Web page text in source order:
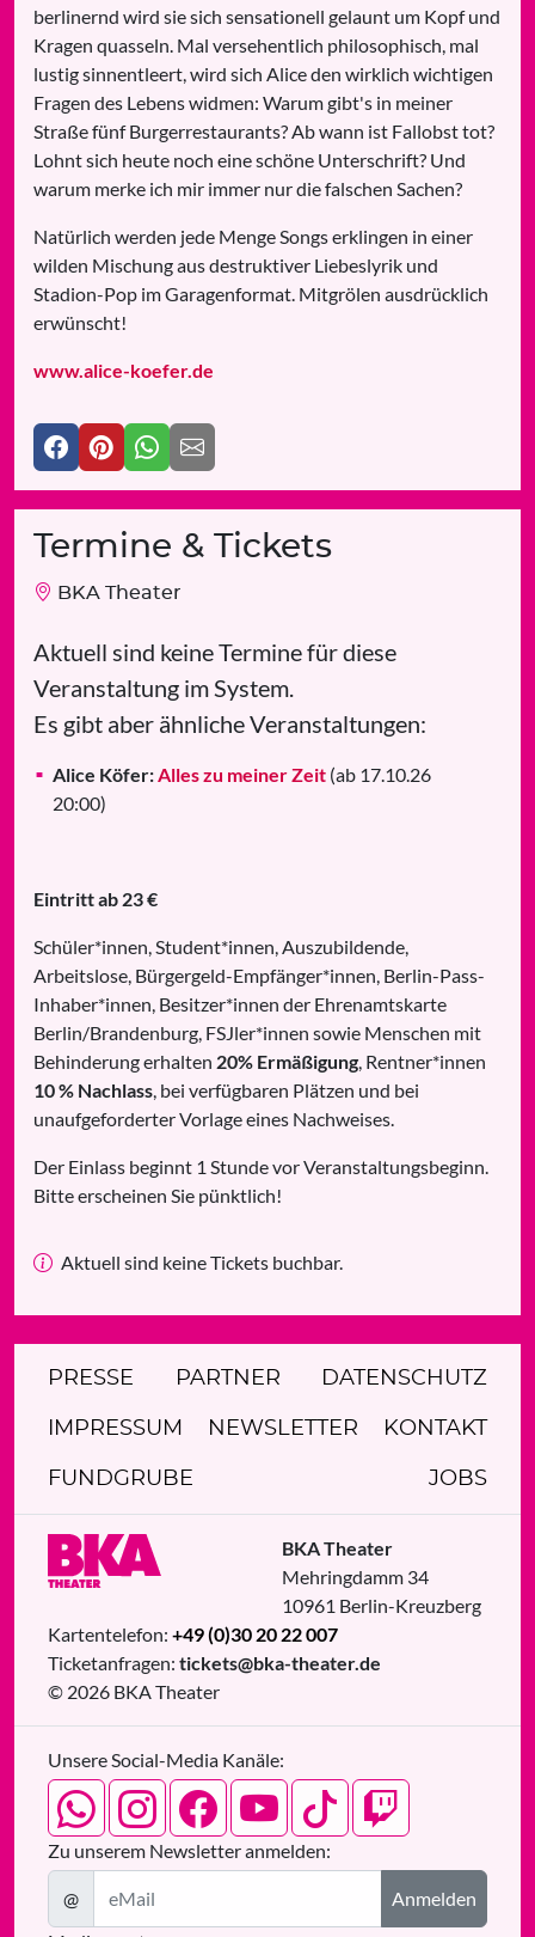
berlinernd wird sie sich sensationell gelaunt um Kopf und
Kragen quasseln. Mal versehentlich philosophisch, mal
lustig sinnentleert, wird sich Alice den wirklich wichtigen
Fragen des Lebens widmen: Warum gibt's in meiner
Straße fünf Burgerrestaurants? Ab wann ist Fallobst tot?
Lohnt sich heute noch eine schöne Unterschrift? Und
warum merke ich mir immer nur die falschen Sachen?
Natürlich werden jede Menge Songs erklingen in einer
wilden Mischung aus destruktiver Liebeslyrik und
Stadion-Pop im Garagenformat. Mitgrölen ausdrücklich
erwünscht!
www.alice-koefer.de
Termine & Tickets
BKA Theater
Aktuell sind keine Termine für diese
Veranstaltung im System.
Es gibt aber ähnliche Veranstaltungen:
Alice Köfer: Alles zu meiner Zeit (ab 17.10.26
20:00)
Eintritt ab 23 €
Schüler*innen, Student*innen, Auszubildende,
Arbeitslose, Bürgergeld-Empfänger*innen, Berlin-Pass-
Inhaber*innen, Besitzer*innen der Ehrenamtskarte
Berlin/Brandenburg, FSJler*innen sowie Menschen mit
Behinderung erhalten 20% Ermäßigung , Rentner*innen
10 % Nachlass , bei verfügbaren Plätzen und bei
unaufgeforderter Vorlage eines Nachweises.
Der Einlass beginnt 1 Stunde vor Veranstaltungsbeginn.
Bitte erscheinen Sie pünktlich!
Aktuell sind keine Tickets buchbar.
PRESSE PARTNER DATENSCHUTZ
IMPRESSUM NEWSLETTER KONTAKT
FUNDGRUBE JOBS
BKA Theater
Mehringdamm 34
10961 Berlin-Kreuzberg
Kartentelefon: +49 (0)30 20 22 007
Ticketanfragen: tickets@bka-theater.de
© 2026 BKA Theater
Unsere Social-Media Kanäle:
Zu unserem Newsletter anmelden:
@
Anmelden